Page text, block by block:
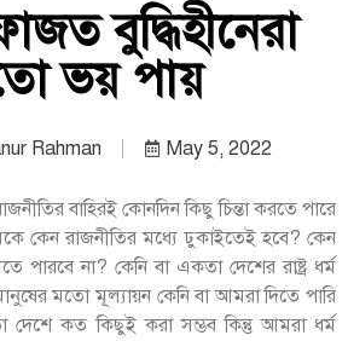
বুদ্ধিহীনেরা
ভয় পায়
Rahman May 5, 2022
বাহিরই কোনদিন কিছু চিন্তা করতে পারে
কেন রাজনীতির মধ্যে ঢুকাইতেই হবে? কেন
পারবে না? কেনি বা একতা দেশের রাষ্ট্র ধর্ম
মতো মূল্যায়ন কেনি বা আমরা দিতে পারি
দেশে কত কিছুই করা সম্ভব কিন্তু আমরা ধর্ম